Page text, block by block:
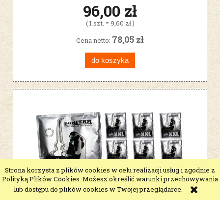
Strona korzysta z plików cookies w celu realizacji usług i zgodnie z
Polityką Plików Cookies. Możesz określić warunki przechowywania
lub dostępu do plików cookies w Twojej przeglądarce.
96,00 zł
( 1 szt. = 9,60 zł )
Cena netto: 78,05 zł
do koszyka